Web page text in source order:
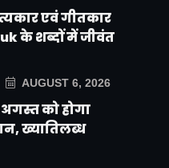
एवं गीतकार
के शब्दों में जीवंत
AUGUST 6, 2026
को होगा
ख्यातिलब्ध